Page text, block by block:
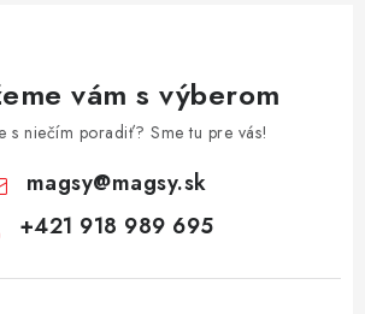
vám s výberom
s niečím poradiť? Sme tu pre vás!
magsy@magsy.sk
+421 918 989 695